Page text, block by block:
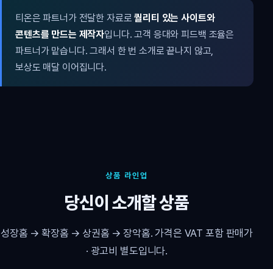
티온은 파트너가 전달한 자료로퀄리티 있는 사이트와
콘텐츠를 만드는 제작자입니다. 고객 응대와 피드백 조율은
파트너가 맡습니다. 그래서 한 번 소개로 끝나지 않고,
보상도 매달 이어집니다.
상품 라인업
당신이 소개할 상품
성장홈 → 확장홈 → 상권홈 → 장악홈. 가격은 VAT 포함 판매가
· 광고비 별도입니다.